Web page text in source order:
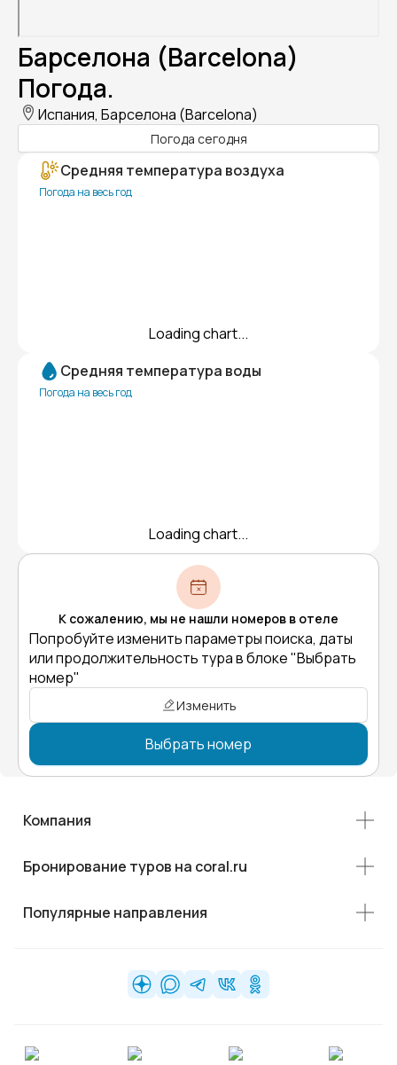
Барселона (Barcelona)
Погода.
Испания, Барселона (Barcelona)
Погода сегодня
Средняя температура воздуха
Погода на весь год
Loading chart...
Средняя температура воды
Погода на весь год
Loading chart...
К сожалению, мы не нашли номеров в отеле
Попробуйте изменить параметры поиска, даты
или продолжительность тура в блоке "Выбрать
номер"
Изменить
Выбрать номер
Компания
Бронирование туров на coral.ru
Популярные направления